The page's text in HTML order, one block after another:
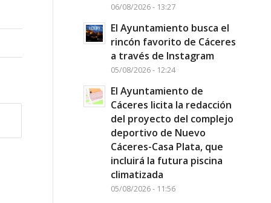
06/08/2026 - 13:27
El Ayuntamiento busca el
rincón favorito de Cáceres
a través de Instagram
05/08/2026 - 12:24
El Ayuntamiento de
Cáceres licita la redacción
del proyecto del complejo
deportivo de Nuevo
Cáceres-Casa Plata, que
incluirá la futura piscina
climatizada
05/08/2026 - 11:56